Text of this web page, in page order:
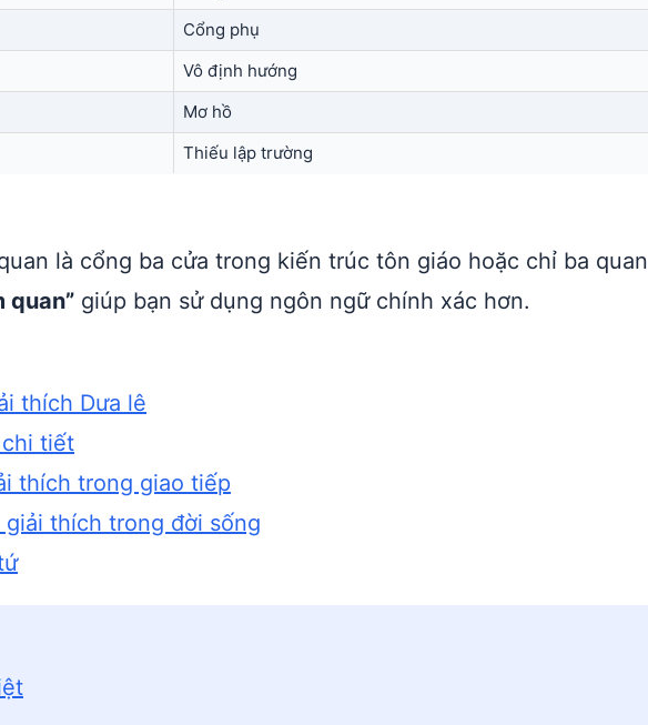
Cổng phụ
Vô định hướng
Mơ hồ
Thiếu lập trường
là cổng ba cửa trong kiến trúc tôn giáo hoặc chỉ ba quan
quan” giúp bạn sử dụng ngôn ngữ chính xác hơn.
thích Dưa lê
chi tiết
thích trong giao tiếp
thích trong đời sống